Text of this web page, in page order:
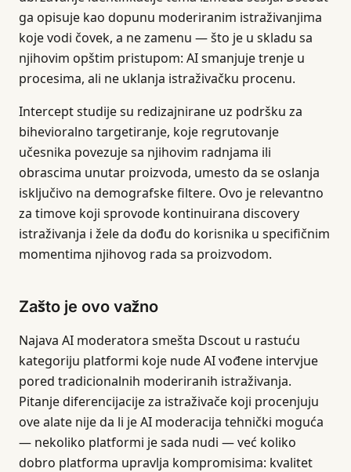
ga opisuje kao dopunu moderiranim istraživanjima
koje vodi čovek, a ne zamenu — što je u skladu sa
njihovim opštim pristupom: AI smanjuje trenje u
procesima, ali ne uklanja istraživačku procenu.
Intercept studije su redizajnirane uz podršku za
bihevioralno targetiranje, koje regrutovanje
učesnika povezuje sa njihovim radnjama ili
obrascima unutar proizvoda, umesto da se oslanja
isključivo na demografske filtere. Ovo je relevantno
za timove koji sprovode kontinuirana discovery
istraživanja i žele da dođu do korisnika u specifičnim
momentima njihovog rada sa proizvodom.
Zašto je ovo važno
Najava AI moderatora smešta Dscout u rastuću
kategoriju platformi koje nude AI vođene intervjue
pored tradicionalnih moderiranih istraživanja.
Pitanje diferencijacije za istraživače koji procenjuju
ove alate nije da li je AI moderacija tehnički moguća
— nekoliko platformi je sada nudi — već koliko
dobro platforma upravlja kompromisima: kvalitet